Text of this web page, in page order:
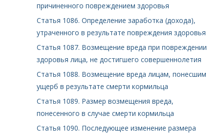
причиненного повреждением здоровья
Статья 1086. Определение заработка (дохода),
утраченного в результате повреждения здоровья
Статья 1087. Возмещение вреда при повреждении
здоровья лица, не достигшего совершеннолетия
Статья 1088. Возмещение вреда лицам, понесшим
ущерб в результате смерти кормильца
Статья 1089. Размер возмещения вреда,
понесенного в случае смерти кормильца
Статья 1090. Последующее изменение размера